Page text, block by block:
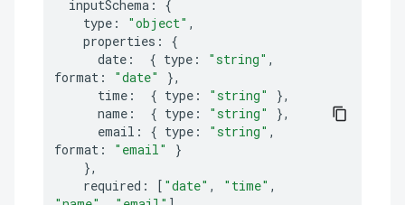
inputSchema :
{
type : "object" ,
properties :
{
date : { type : "string" ,
format : "date"
},
time : { type : "string"
},
name : { type : "string"
},
email : { type : "string" ,
format : "email"
}
},
required : [ "date" , "time" ,